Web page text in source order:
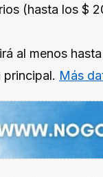
(hasta los $
al menos
Más